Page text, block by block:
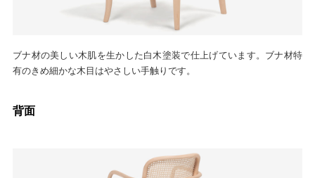
ブナ材の美しい木肌を生かした白木塗装で仕上げています。ブナ材特
有のきめ細かな木目はやさしい手触りです。
背面